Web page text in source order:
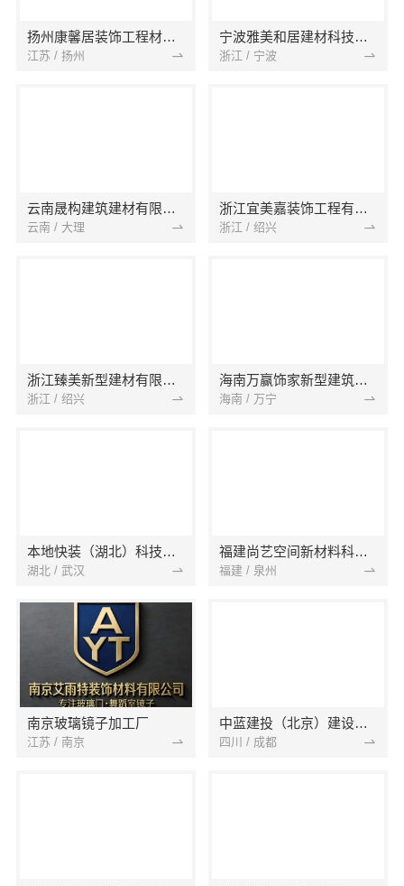
扬州康馨居装饰工程材料有限公司
江苏 / 扬州
宁波雅美和居建材科技有限公司
浙江 / 宁波
云南晟构建筑建材有限公司
云南 / 大理
浙江宜美嘉装饰工程有限公司
浙江 / 绍兴
浙江臻美新型建材有限公司
浙江 / 绍兴
海南万赢饰家新型建筑材料有限公司
海南 / 万宁
本地快装（湖北）科技有限公司
湖北 / 武汉
福建尚艺空间新材料科技有限公司
福建 / 泉州
南京玻璃镜子加工厂
江苏 / 南京
中蓝建投（北京）建设有限公司四川第一分公司
四川 / 成都